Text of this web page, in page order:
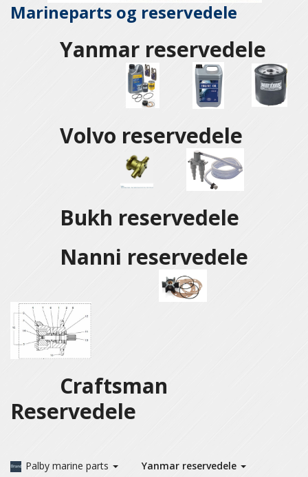
Marineparts og reservedele
Yanmar reservedele
Volvo reservedele
Bukh reservedele
Nanni reservedele
Craftsman
Reservedele
Palby marine parts Yanmar reservedele